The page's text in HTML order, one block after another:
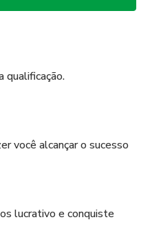
qualificação.
você alcançar o sucesso
lucrativo e conquiste